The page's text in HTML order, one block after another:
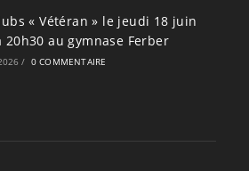
« Vétéran » le jeudi 18 juin
20h30 au gymnase Ferber
/ 0 COMMENTAIRE